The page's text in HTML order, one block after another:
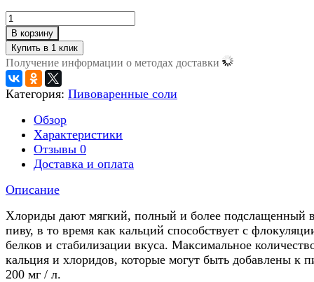
В корзину
Получение информации о методах доставки
Категория: Пивоваренные соли
Обзор
Характеристики
Отзывы 0
Доставка и оплата
Описание
Хлориды дают мягкий, полный и более подслащенный
пиву, в то время как кальций способствует с
белков и стабилизации вкуса. Максимальное
кальция и хлоридов, которые могут быть добавлены к
200 мг / л.